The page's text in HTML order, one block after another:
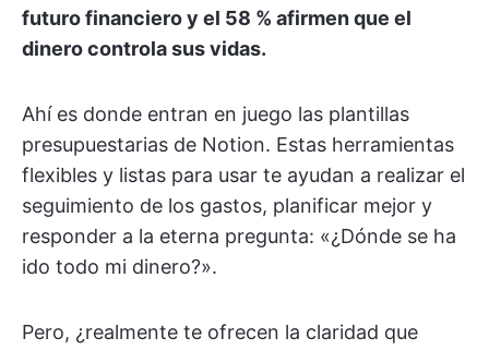
futuro financiero y el 58 % afirmen que el
dinero controla sus vidas.
Ahí es donde entran en juego las plantillas
presupuestarias de Notion. Estas herramientas
flexibles y listas para usar te ayudan a realizar el
seguimiento de los gastos, planificar mejor y
responder a la eterna pregunta: «¿Dónde se ha
ido todo mi dinero?».
Pero, ¿realmente te ofrecen la claridad que